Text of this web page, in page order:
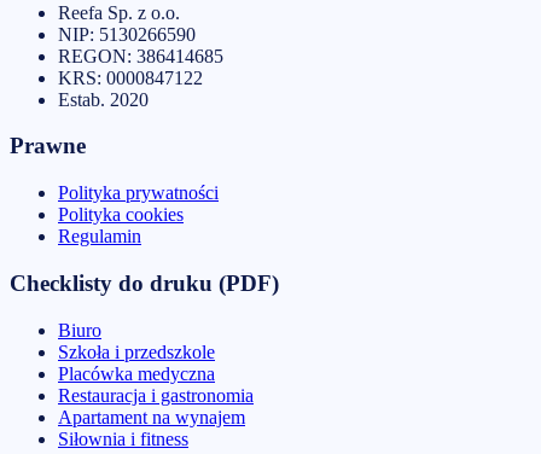
Reefa Sp. z o.o.
NIP: 5130266590
REGON: 386414685
KRS: 0000847122
Estab. 2020
Prawne
Polityka prywatności
Polityka cookies
Regulamin
Checklisty do druku (PDF)
Biuro
Szkoła i przedszkole
Placówka medyczna
Restauracja i gastronomia
Apartament na wynajem
Siłownia i fitness